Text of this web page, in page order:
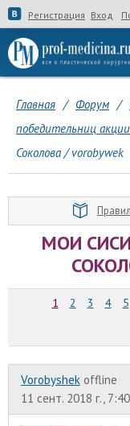
Регистрация Вход
Главная / Форум /
победительниц
Соколова / vorobywek
МОИ
1 2 3 4 5
Vorobyshek offline
11 сент. 2018 г.,